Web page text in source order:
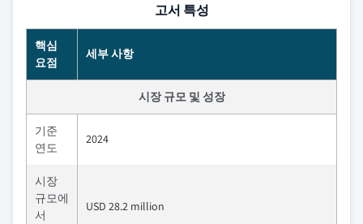
고서 특성
핵심
요점
세부 사항
시장 규모 및 성장
기준
연도
2024
시장
규모에
서
USD 28.2 million